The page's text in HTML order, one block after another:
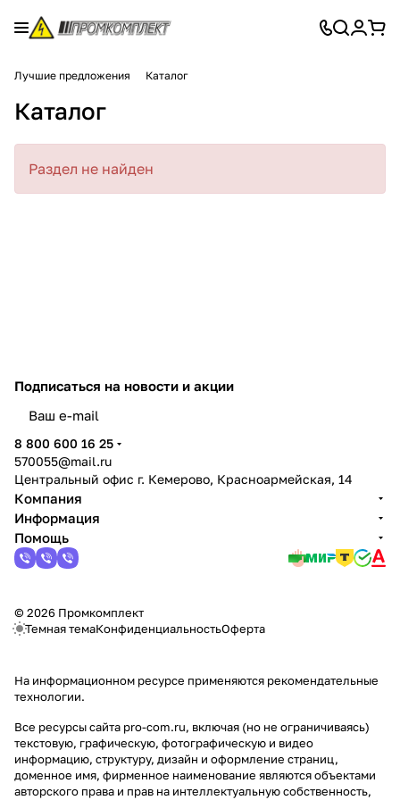
Лучшие предложения Каталог
Каталог
Раздел не найден
Подписаться на новости и акции
8 800 600 16 25
570055@mail.ru
Центральный офис г. Кемерово, Красноармейская, 14
Компания
Информация
Помощь
© 2026 Промкомплект
Темная темаКонфиденциальностьОферта
На информационном ресурсе применяются рекомендательные
технологии.
Все ресурсы сайта pro-com.ru, включая (но не ограничиваясь)
текстовую, графическую, фотографическую и видео
информацию, структуру, дизайн и оформление страниц,
доменное имя, фирменное наименование являются объектами
авторского права и прав на интеллектуальную собственность,